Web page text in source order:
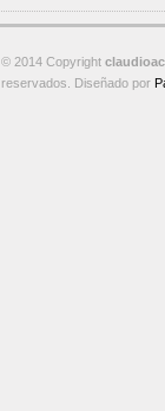
© 2014 Copyright
reservados. Diseñado por